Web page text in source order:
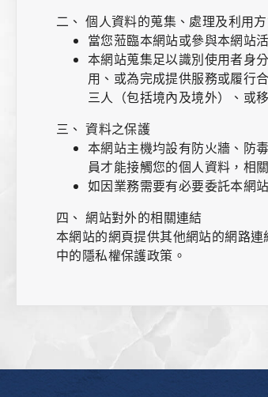
二、 個人資料的蒐集、處理及利用
當您蒞臨本網站或參與本網站
本網站蒐集足以識別使用者身
用、或為完成提供服務或履行
三人（包括境內及境外）、或
三、 資料之保護
本網站主機均設有防火牆、防
員才能接觸您的個人資料，相
如因業務需要有必要委託本網
四、 網站對外的相關連結
本網站的網頁提供其他網站的網路
中的隱私權保護政策。